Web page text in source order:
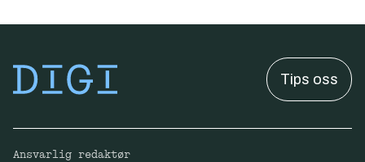
Tips oss
Ansvarlig redaktør